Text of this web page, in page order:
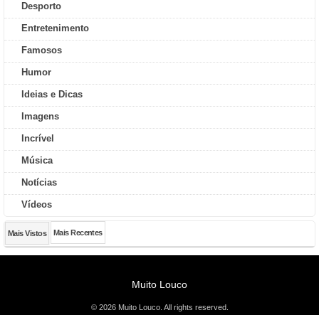
Desporto
Entretenimento
Famosos
Humor
Ideias e Dicas
Imagens
Incrível
Música
Notícias
Vídeos
Mais Vistos Mais Recentes
Muito Louco
© 2026 Muito Louco. All rights reserved.